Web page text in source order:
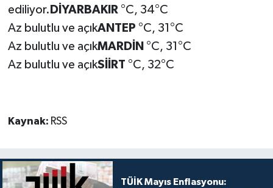
ediliyor. DİYARBAKIR °C, 34°C
Az bulutlu ve açıkANTEP °C, 31°C
Az bulutlu ve açıkMARDİN °C, 31°C
Az bulutlu ve açıkSİİRT °C, 32°C
Kaynak: RSS
TÜİK Mayıs Enflasyonu: